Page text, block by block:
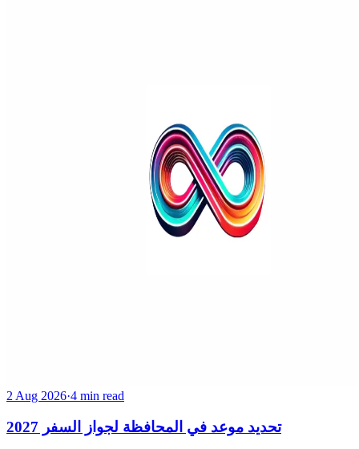
2 Aug 2026·4 min read
تحديد موعد في المحافظة لجواز السفر 2027